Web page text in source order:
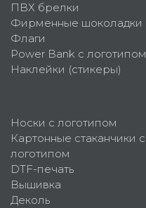
ПВХ брелки
Фирменные шоколадки
Флаги
Power Bank с логотипом
Наклейки (стикеры)
Носки с логотипом
Картонные стаканчики с
логотипом
DTF-печать
Вышивка
Деколь